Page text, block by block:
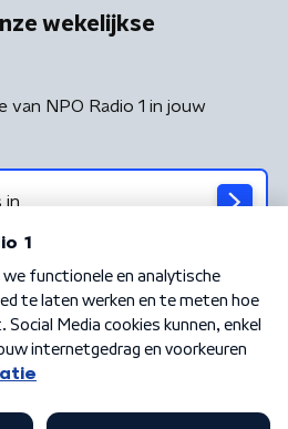
wekelijkse
van NPO Radio 1 in jouw